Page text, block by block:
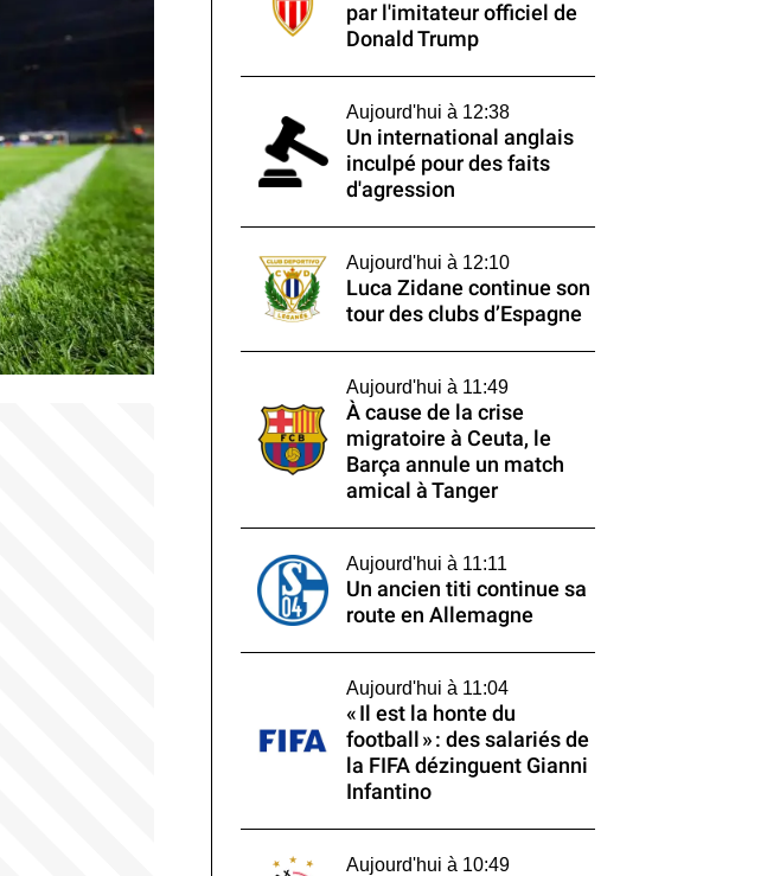
par l'imitateur officiel de
Donald Trump
Aujourd'hui à 12:38
Un international anglais
inculpé pour des faits
d'agression
Aujourd'hui à 12:10
Luca Zidane continue son
tour des clubs d’Espagne
Aujourd'hui à 11:49
À cause de la crise
migratoire à Ceuta, le
Barça annule un match
amical à Tanger
Aujourd'hui à 11:11
Un ancien titi continue sa
route en Allemagne
Aujourd'hui à 11:04
« Il est la honte du
football » : des salariés de
la FIFA dézinguent Gianni
Infantino
Aujourd'hui à 10:49